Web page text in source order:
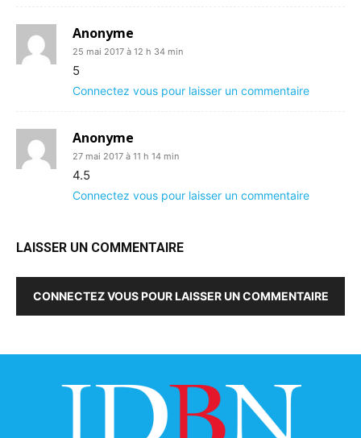
Anonyme
25 mai 2017 à 12 h 34 min
5
Connectez vous pour laisser un commentaire
Anonyme
27 mai 2017 à 11 h 14 min
4.5
Connectez vous pour laisser un commentaire
LAISSER UN COMMENTAIRE
CONNECTEZ VOUS POUR LAISSER UN COMMENTAIRE